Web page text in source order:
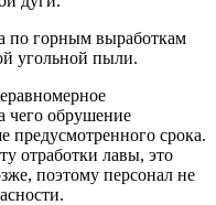
по горным выработкам
угольной пыли.
чего обрушение
предусмотренного срока.
отработки лавы, это
поэтому персонал не